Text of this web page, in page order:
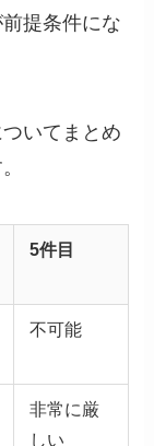
提条件にな
いてまとめ
5件目
不可能
非常に厳
しい